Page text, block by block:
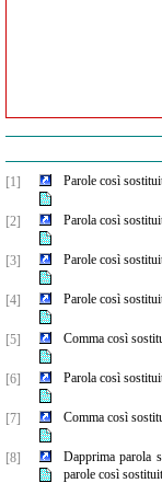
[1] Parole così
[2] Parola così
[3] Parole così
[4] Parole così
[5] Comma così
[6] Parola così
[7] Comma così
[8] Dapprima parola
parole così